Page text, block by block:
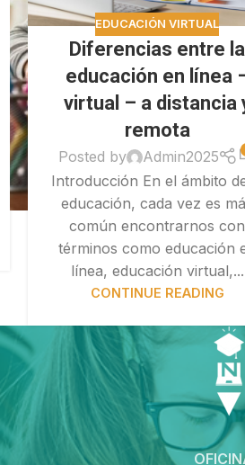
EDUCACIÓN VIRTUAL
Diferencias entre la
educación en línea
virtual – a distancia
remota
Posted by Admin2025
Introducción En el ámbito
educación, cada vez es
común encontrarnos con
términos como educación
línea, educación virtual,...
CONTINUE READING